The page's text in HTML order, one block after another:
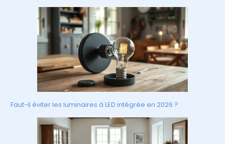
Faut-il éviter les luminaires à LED intégrée en 2026 ?